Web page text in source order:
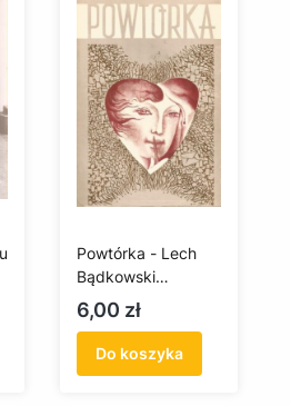
Powtórka - Lech
Bądkowski
(antykwariat)
Cena
6,00 zł
Do koszyka